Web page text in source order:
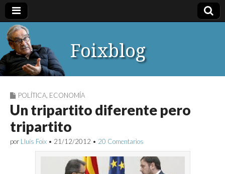
Foixblog
POLÍTICA ECONOMÍA
Un tripartito diferente pero
tripartito
por Lluís Foix • 21/12/2012 • 20 Comentarios